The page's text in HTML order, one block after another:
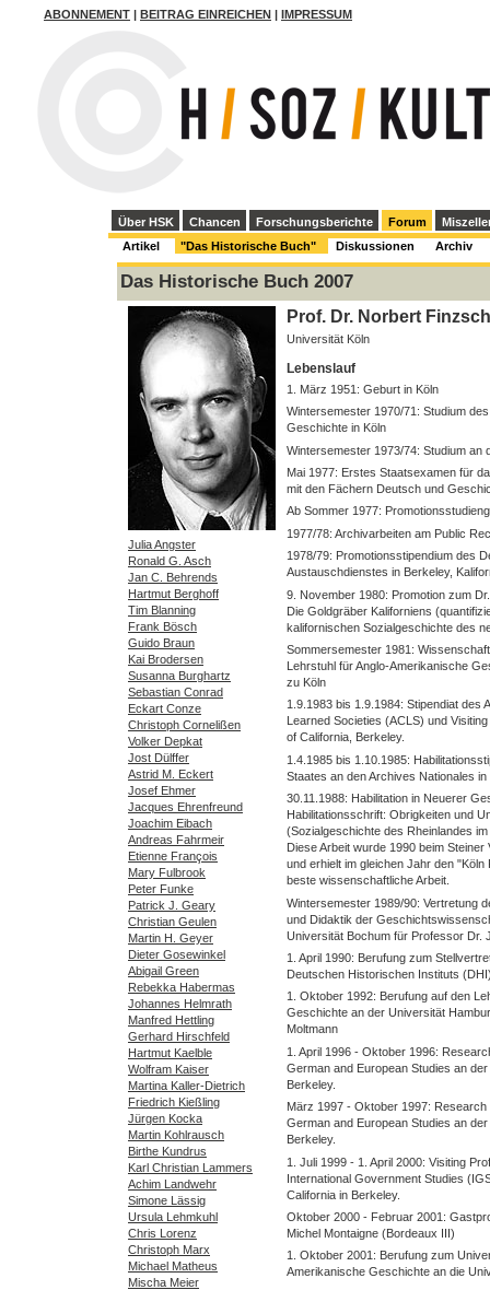
ABONNEMENT BEITRAG EINREICHEN IMPRESSUM
Über HSK Chancen Forschungsberichte Forum
Artikel
"Das Historische Buch" Diskussionen Archiv
Das Historische Buch 2007
Julia Angster
Ronald G. Asch
Jan C. Behrends
Hartmut Berghoff
Tim Blanning
Frank Bösch
Guido Braun
Kai Brodersen
Susanna Burghartz
Sebastian Conrad
Eckart Conze
Christoph Cornelißen
Volker Depkat
Jost Dülffer
Astrid M. Eckert
Josef Ehmer
Jacques Ehrenfreund
Joachim Eibach
Andreas Fahrmeir
Etienne François
Mary Fulbrook
Peter Funke
Patrick J. Geary
Christian Geulen
Martin H. Geyer
Dieter Gosewinkel
Abigail Green
Rebekka Habermas
Johannes Helmrath
Manfred Hettling
Gerhard Hirschfeld
Hartmut Kaelble
Wolfram Kaiser
Martina Kaller-Dietrich
Friedrich Kießling
Jürgen Kocka
Martin Kohlrausch
Birthe Kundrus
Karl Christian Lammers
Achim Landwehr
Simone Lässig
Ursula Lehmkuhl
Chris Lorenz
Christoph Marx
Michael Matheus
Mischa Meier
Prof. Dr. Norbert Finzsch
Universität Köln
Lebenslauf
1. März 1951: Geburt in Köln
Wintersemester 1970/71: Studium
Geschichte in Köln
Wintersemester 1973/74: Studium an
Mai 1977: Erstes Staatsexamen für
mit den Fächern Deutsch und
Ab Sommer 1977:
1977/78: Archivarbeiten am Public
1978/79: Promotionsstipendium des
Austauschdienstes in Berkeley,
9. November 1980: Promotion zum
Die Goldgräber Kaliforniens
kalifornischen Sozialgeschichte des
Sommersemester 1981:
Lehrstuhl für Anglo-Amerikanische
zu Köln
1.9.1983 bis 1.9.1984: Stipendiat des
Learned Societies (ACLS) und
of California, Berkeley.
1.4.1985 bis 1.10.1985:
Staates an den Archives Nationales in
30.11.1988: Habilitation in Neuerer
Habilitationsschrift: Obrigkeiten und
(Sozialgeschichte des Rheinlandes
Diese Arbeit wurde 1990 beim Steiner
und erhielt im gleichen Jahr den
beste wissenschaftliche Arbeit.
Wintersemester 1989/90: Vertretung
und Didaktik der
Universität Bochum für Professor Dr.
1. April 1990: Berufung zum
Deutschen Historischen Instituts
1. Oktober 1992: Berufung auf den
Geschichte an der Universität
Moltmann
1. April 1996 - Oktober 1996:
German and European Studies an
Berkeley.
März 1997 - Oktober 1997:
German and European Studies an
Berkeley.
1. Juli 1999 - 1. April 2000: Visiting
International Government Studies
California in Berkeley.
Oktober 2000 - Februar 2001:
Michel Montaigne (Bordeaux III)
1. Oktober 2001: Berufung zum
Amerikanische Geschichte an die